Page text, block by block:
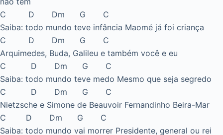
C D Dm G C
Saiba: todo mundo teve infância Maomé já foi criança
C D Dm G C
Arquimedes, Buda, Galileu e também você e eu
C D Dm G C
Saiba: todo mundo teve medo Mesmo que seja segredo
C D Dm G C
Nietzsche e Simone de Beauvoir Fernandinho Beira-Mar
C D Dm G C
Saiba: todo mundo vai morrer Presidente, general ou rei